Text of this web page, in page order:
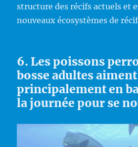
structure des récifs actuels et
nouveaux écosystèmes de
6. Les poissons
bosse adultes
principalement en
la journée pour se